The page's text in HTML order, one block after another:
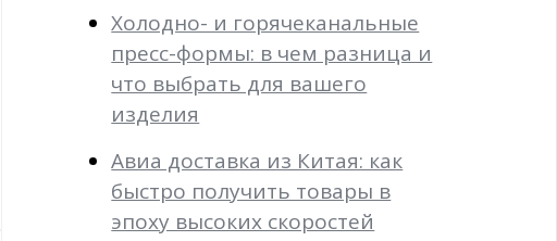
Холодно- и горячеканальные
пресс-формы: в чем разница и
что выбрать для вашего
изделия
Авиа доставка из Китая: как
быстро получить товары в
эпоху высоких скоростей